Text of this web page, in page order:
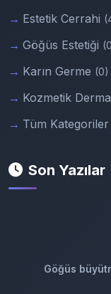
Estetik Cerrahi
Göğüs Estetiği
Karın Germe (0)
Kozmetik
Tüm Kategoriler
Son Yazılar
Göğüs